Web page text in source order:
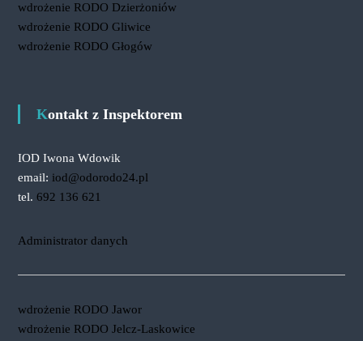
wdrożenie RODO Dzierżoniów
wdrożenie RODO Gliwice
wdrożenie RODO Głogów
Kontakt z Inspektorem
IOD Iwona Wdowik
email: iod@odorodo24.pl
tel. 692 136 621
Administrator danych
wdrożenie RODO Jawor
wdrożenie RODO Jelcz-Laskowice